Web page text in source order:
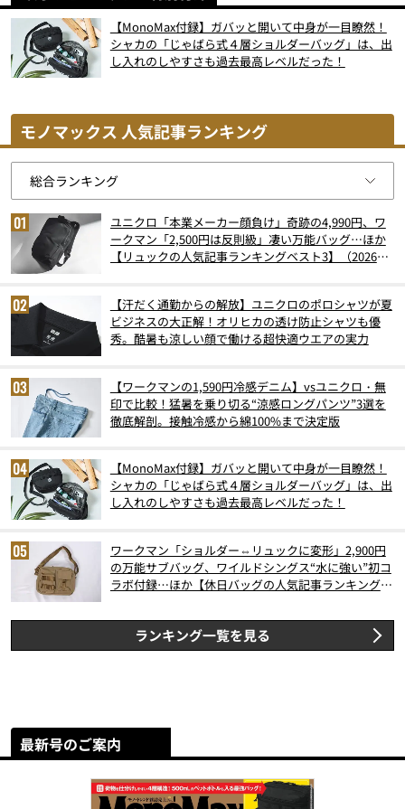
【MonoMax付録】ガバッと開いて中身が一目瞭然！
シャカの「じゃばら式４層ショルダーバッグ」は、出
し入れのしやすさも過去最高レベルだった！
モノマックス 人気記事ランキング
ユニクロ「本業メーカー顔負け」奇跡の4,990円、ワ
ークマン「2,500円は反則級」凄い万能バッグ…ほか
【リュックの人気記事ランキングベスト3】（2026年
【汗だく通勤からの解放】ユニクロのポロシャツが夏
ビジネスの大正解！オリヒカの透け防止シャツも優
秀。酷暑も涼しい顔で働ける超快適ウエアの実力
【ワークマンの1,590円冷感デニム】vsユニクロ・無
印で比較！猛暑を乗り切る“涼感ロングパンツ”3選を
徹底解剖。接触冷感から綿100%まで決定版
【MonoMax付録】ガバッと開いて中身が一目瞭然！
シャカの「じゃばら式４層ショルダーバッグ」は、出
し入れのしやすさも過去最高レベルだった！
ワークマン「ショルダー⇔リュックに変形」2,900円
の万能サブバッグ、ワイルドシングス“水に強い”初コ
ラボ付録…ほか【休日バッグの人気記事ランキングベ
ランキング一覧を見る
最新号のご案内